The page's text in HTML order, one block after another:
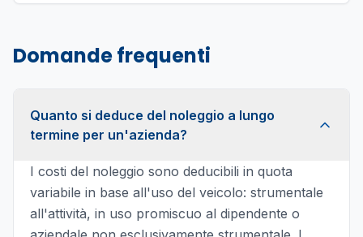
Domande frequenti
Quanto si deduce del noleggio a lungo
termine per un'azienda?
I costi del noleggio sono deducibili in quota
variabile in base all'uso del veicolo: strumentale
all'attività, in uso promiscuo al dipendente o